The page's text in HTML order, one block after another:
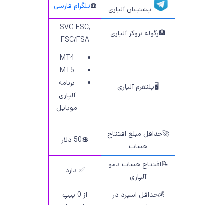
پشتیبان آلپاری ☎️تلگرام فارسی
🏦رگوله بروکر آلپاری
SVG FSC,
FSC/FSA
🖥پلتفرم آلپاری
MT4
MT5
برنامه
آلپاری
موبایل
🚀حداقل مبلغ افتتاح
حساب
💲50 دلار
📝افتتاح حساب دمو
آلپاری
✅ دارد
💰حداقل اسپرد در
از 0 پیپ